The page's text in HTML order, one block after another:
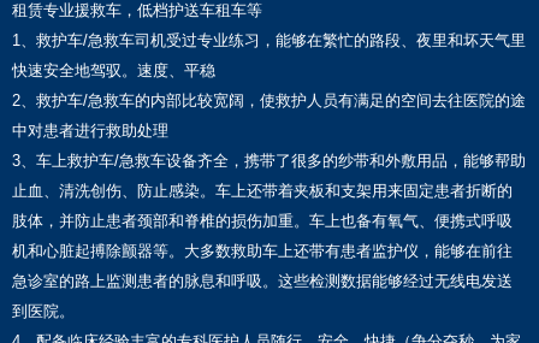
租赁专业援救车，低档护送车租车等
1、救护车/急救车司机受过专业练习，能够在繁忙的路段、夜里和坏天气里
快速安全地驾驭。速度、平稳
2、救护车/急救车的内部比较宽阔，使救护人员有满足的空间去往医院的途
中对患者进行救助处理
3、车上救护车/急救车设备齐全，携带了很多的纱带和外敷用品，能够帮助
止血、清洗创伤、防止感染。车上还带着夹板和支架用来固定患者折断的
肢体，并防止患者颈部和脊椎的损伤加重。车上也备有氧气、便携式呼吸
机和心脏起搏除颤器等。大多数救助车上还带有患者监护仪，能够在前往
急诊室的路上监测患者的脉息和呼吸。这些检测数据能够经过无线电发送
到医院。